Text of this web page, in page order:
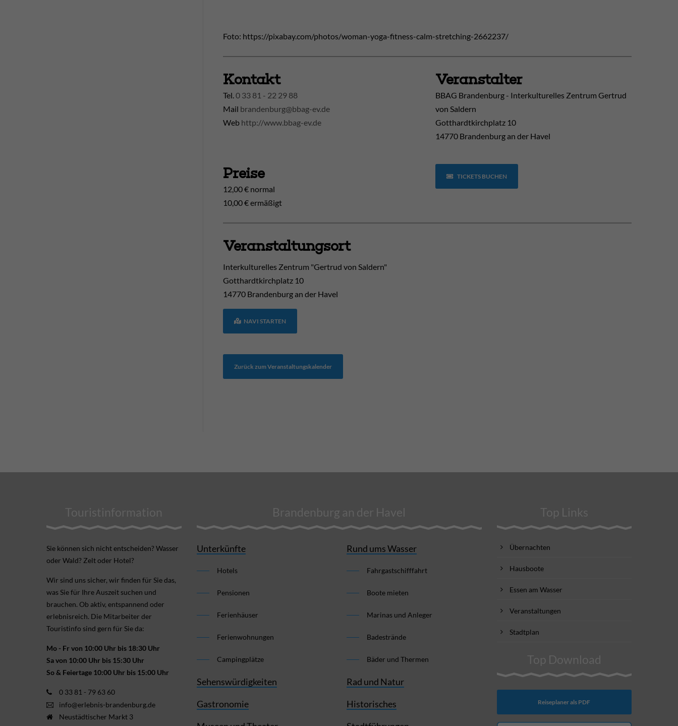
Foto: https://pixabay.com/photos/woman-yoga-fitness-calm-stretching-2662237/
Kontakt
Tel. 0 33 81 - 22 29 88
Mail brandenburg@bbag-ev.de
Web http://www.bbag-ev.de
Veranstalter
BBAG Brandenburg - Interkulturelles Zentrum Gertrud
von Saldern
Gotthardtkirchplatz 10
14770 Brandenburg an der Havel
Preise
12,00 € normal
10,00 € ermäßigt
TICKETS BUCHEN
Veranstaltungsort
Interkulturelles Zentrum "Gertrud von Saldern"
Gotthardtkirchplatz 10
14770 Brandenburg an der Havel
NAVI STARTEN
Zurück zum Veranstaltungskalender
Touristinformation
Sie können sich nicht ent­scheiden? Wasser
oder Wald? Zelt oder Hotel?
Wir sind uns sicher, wir finden für Sie das,
was Sie für Ihre Aus­zeit suchen und
brauchen. Ob aktiv, ent­spannend oder
erlebnis­reich. Die Mitarbeiter der
Touristinfo sind gern für Sie da:
Mo - Fr von 10:00 Uhr bis 18:30 Uhr
Sa von 10:00 Uhr bis 15:30 Uhr
So & Feiertage 10:00 Uhr bis 15:00 Uhr
0 33 81 - 79 63 60
info@erlebnis-brandenburg.de
Neustädtischer Markt 3
Brandenburg an der Havel
Unterkünfte
Hotels
Pensionen
Ferienhäuser
Ferienwohnungen
Campingplätze
Sehenswürdigkeiten
Gastronomie
Rund ums Wasser
Fahrgastschifffahrt
Boote mieten
Marinas und Anleger
Badestrände
Bäder und Thermen
Rad und Natur
Historisches
Top Links
Übernachten
Hausboote
Essen am Wasser
Veranstaltungen
Stadtplan
Top Download
Reiseplaner als PDF